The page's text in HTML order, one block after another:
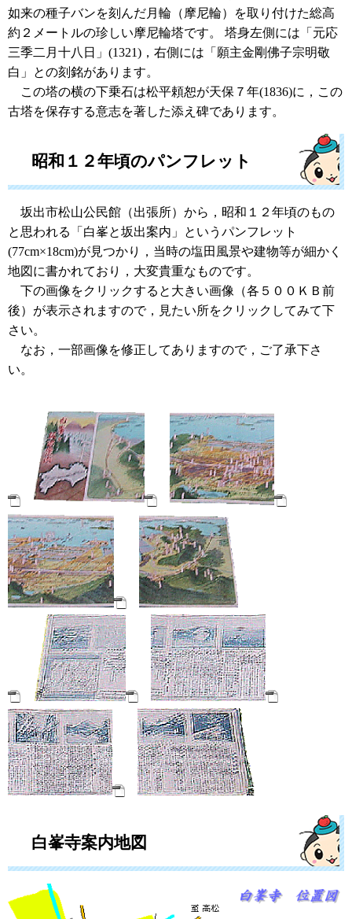
如来の種子バンを刻んだ月輪（摩尼輪）を取り付けた総高
約２メートルの珍しい摩尼輪塔です。 塔身左側には「元応
三季二月十八日」(1321)，右側には「願主金剛佛子宗明敬
白」との刻銘があります。
この塔の横の下乗石は松平頼恕が天保７年(1836)に，この
古塔を保存する意志を著した添え碑であります。
昭和１２年頃のパンフレット
坂出市松山公民館（出張所）から，昭和１２年頃のもの
と思われる「白峯と坂出案内」というパンフレット
(77cm×18cm)が見つかり，当時の塩田風景や建物等が細かく
地図に書かれており，大変貴重なものです。
下の画像をクリックすると大きい画像（各５００ＫＢ前
後）が表示されますので，見たい所をクリックしてみて下
さい。
なお，一部画像を修正してありますので，ご了承下さ
い。
白峯寺案内地図